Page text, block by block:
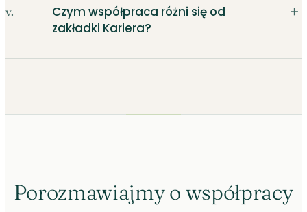
v.
Czym współpraca różni się od
zakładki Kariera?
＋
Porozmawiajmy o współpracy